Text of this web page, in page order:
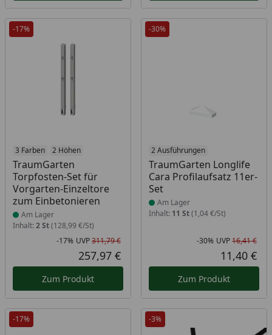
-17%
3 Farben 2 Höhen
TraumGarten
Torpfosten-Set für
Vorgarten-Einzeltore
zum Einbetonieren
Produkt am Lager
Am Lager
Inhalt: 2 St(128,99 €/St)
Rabatt in Prozent
-17%
Ursprünglicher Preis
UVP311,79 €
Aktueller Preis
257,97 €
Zum Produkt
-30%
2 Ausführungen
TraumGarten Longlife
Cara Profilaufsatz 11er-
Set
Produkt am Lager
Am Lager
Inhalt: 11 St(1,04 €/St)
-30% UVP16,41 €
11,40 €
Zum Produkt
-17% -3%